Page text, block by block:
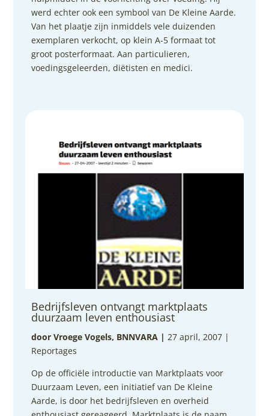
werd echter ook een symbool van De Kleine Aarde.
Van het plaatje zijn inmiddels vele duizenden
exemplaren verkocht, op klein A-5 formaat tot
groot posterformaat. Aan particulieren,
voedingsgeleerden, diëtisten en medici.
Bedrijfsleven ontvangt marktplaats
duurzaam leven enthousiast
door Vroege Vogels, BNNVARA |27 april, 2007 |
Reportages
Op de officiële introductie van Marktplaats voor
Duurzaam Leven, een initiatief van De Kleine
Aarde, is door het bedrijfsleven en overheid